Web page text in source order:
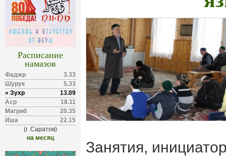
Расписание
намазов
Фаджр
3.33
Шурук
5.33
» Зухр
13.09
Аср
18.11
Магриб
20.35
Иша
22.15
(г. Саратов)
на месяц
Занятия,